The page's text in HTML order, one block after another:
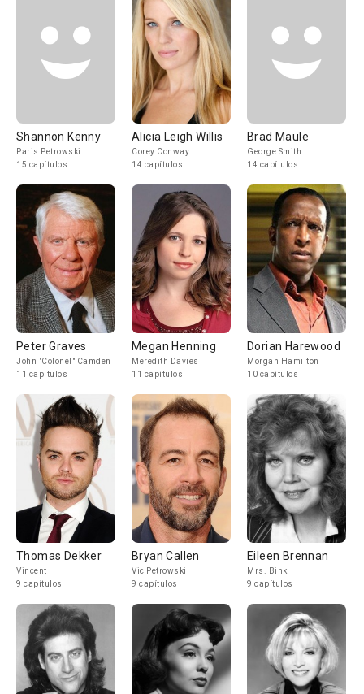
Shannon Kenny
Paris Petrowski
15 capítulos
Alicia Leigh Willis
Corey Conway
14 capítulos
Brad Maule
George Smith
14 capítulos
Peter Graves
John "Colonel" Camden
11 capítulos
Megan Henning
Meredith Davies
11 capítulos
Dorian Harewood
Morgan Hamilton
10 capítulos
Thomas Dekker
Vincent
9 capítulos
Bryan Callen
Vic Petrowski
9 capítulos
Eileen Brennan
Mrs. Bink
9 capítulos